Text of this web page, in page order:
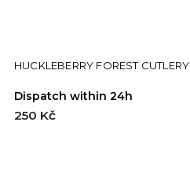
HUCKLEBERRY FOREST CUTLERY
Dispatch within 24h
250 Kč